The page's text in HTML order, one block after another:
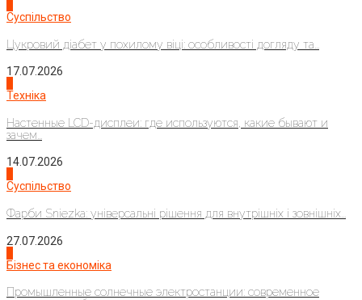
Суспільство
Цукровий діабет у похилому віці: особливості догляду та...
17.07.2026
Техніка
Настенные LCD-дисплеи: где используются, какие бывают и
зачем...
14.07.2026
Суспільство
Фарби Sniezka: універсальні рішення для внутрішніх і зовнішніх...
27.07.2026
Бізнес та економіка
Промышленные солнечные электростанции: современное